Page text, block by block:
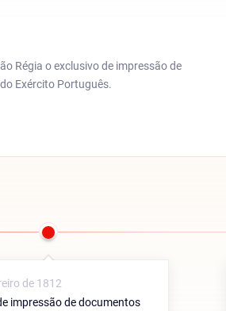
Régia o exclusivo de impressão de
Exército Português.
de 1812
impressão de documentos